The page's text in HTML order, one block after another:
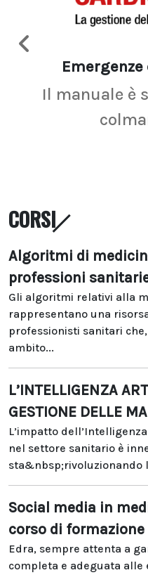
Il manuale è
CORSI
Algoritmi di
professioni
Gli algoritmi relativi alla
rappresentano una
professionisti sanitari
ambito...
L’INTELLIGENZA
GESTIONE DELLE
L’impatto
nel settore sanitario è
sta&nbsp;rivoluzionando
Social media in
corso di formazione
Edra, sempre attenta a
completa e adeguata alle